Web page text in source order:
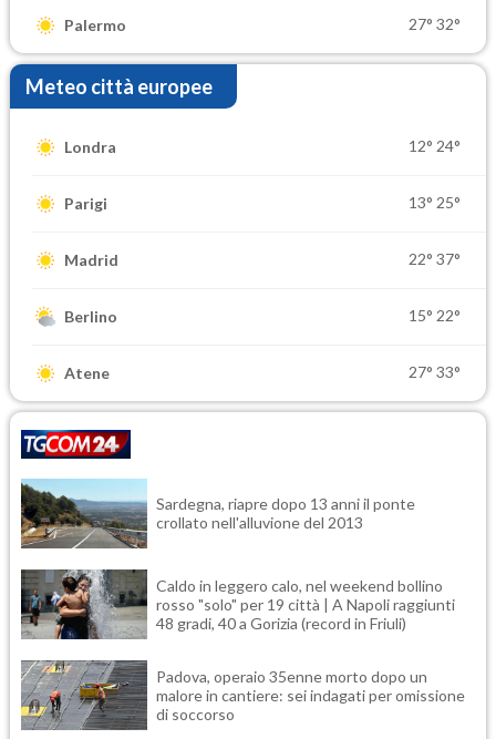
Palermo 27° 32°
Meteo città europee
Londra 12° 24°
Parigi 13° 25°
Madrid 22° 37°
Berlino 15° 22°
Atene 27° 33°
Sardegna, riapre dopo 13 anni il ponte
crollato nell'alluvione del 2013
Caldo in leggero calo, nel weekend bollino
rosso "solo" per 19 città | A Napoli raggiunti
48 gradi, 40 a Gorizia (record in Friuli)
Padova, operaio 35enne morto dopo un
malore in cantiere: sei indagati per omissione
di soccorso